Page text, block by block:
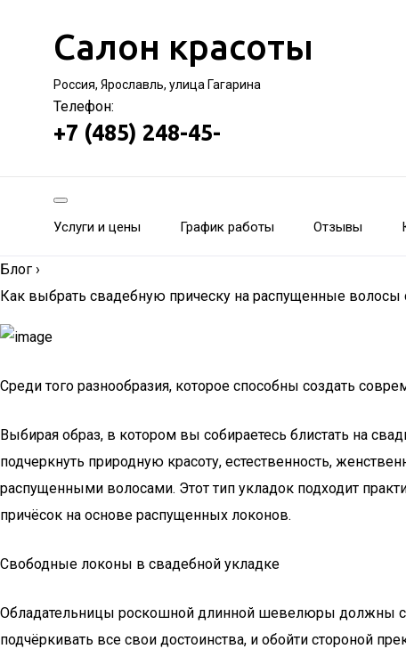
Салон красоты
Россия, Ярославль, улица Гагарина
Телефон:
+7 (485) 248-45-
Услуги и цены График работы Отзывы
Блог ›
Как выбрать свадебную прическу на распущенные волосы
Среди того разнообразия, которое способны создать
Выбирая образ, в котором вы собираетесь блистать на
подчеркнуть природную красоту, естественность,
распущенными волосами. Этот тип укладок подходит
причёсок на основе распущенных локонов.
Свободные локоны в свадебной укладке
Обладательницы роскошной длинной шевелюры должны с
подчёркивать все свои достоинства, и обойти стороной